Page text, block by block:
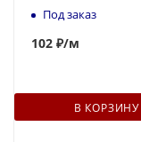
Под заказ
102 ₽/м
В КОРЗИНУ